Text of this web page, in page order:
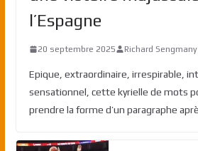
l’Espagne
20 septembre 2025 Richard Sengmany
Epique, extraordinaire, irrespirable,
sensationnel, cette kyrielle de mots
prendre la forme d’un paragraphe